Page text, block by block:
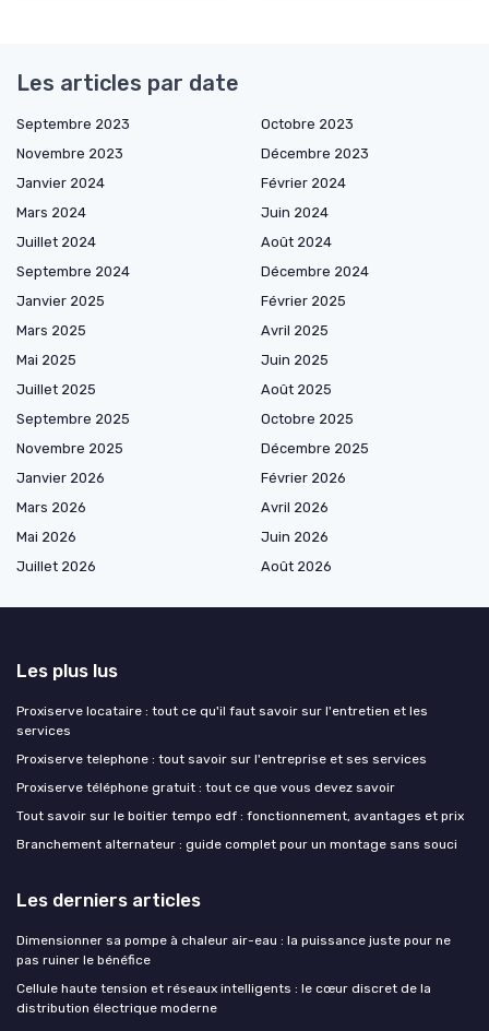
Les articles par date
Septembre 2023
Octobre 2023
Novembre 2023
Décembre 2023
Janvier 2024
Février 2024
Mars 2024
Juin 2024
Juillet 2024
Août 2024
Septembre 2024
Décembre 2024
Janvier 2025
Février 2025
Mars 2025
Avril 2025
Mai 2025
Juin 2025
Juillet 2025
Août 2025
Septembre 2025
Octobre 2025
Novembre 2025
Décembre 2025
Janvier 2026
Février 2026
Mars 2026
Avril 2026
Mai 2026
Juin 2026
Juillet 2026
Août 2026
Les plus lus
Proxiserve locataire : tout ce qu'il faut savoir sur l'entretien et les
services
Proxiserve telephone : tout savoir sur l'entreprise et ses services
Proxiserve téléphone gratuit : tout ce que vous devez savoir
Tout savoir sur le boitier tempo edf : fonctionnement, avantages et prix
Branchement alternateur : guide complet pour un montage sans souci
Les derniers articles
Dimensionner sa pompe à chaleur air-eau : la puissance juste pour ne
pas ruiner le bénéfice
Cellule haute tension et réseaux intelligents : le cœur discret de la
distribution électrique moderne